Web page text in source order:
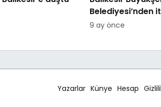
Belediyesi’nden
psikolojik destek
9 ay önce
Yazarlar Künye Hesap